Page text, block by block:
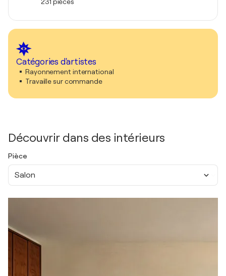
Catégories d'artistes
Rayonnement international
Travaille sur commande
Découvrir dans des intérieurs
Pièce
Salon